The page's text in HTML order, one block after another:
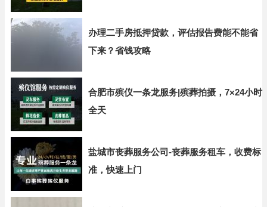
办理二手房抵押贷款，评估报告费能不能省
下来？省钱攻略
合肥市殡仪一条龙服务|殡葬拍摄，7×24小时
全天
盐城市丧葬服务公司-丧葬服务租车，收费标
准，快速上门